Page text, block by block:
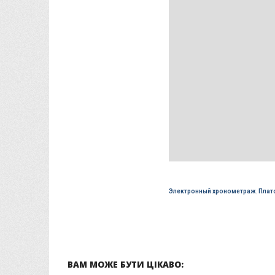
Электронный хронометраж
ВАМ МОЖЕ БУТИ ЦІКАВО: